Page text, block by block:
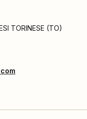
TORINESE (TO)